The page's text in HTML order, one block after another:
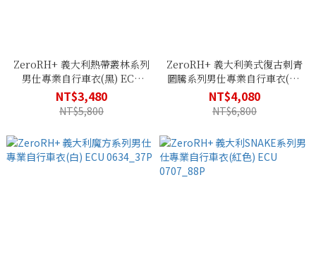
ZeroRH+ 義大利熱帶叢林系列
男仕專業自行車衣(黑) ECU
0636_31P
NT$3,480
NT$5,800
ZeroRH+ 義大利美式復古刺青
圖騰系列男仕專業自行車衣(黑)
ECU 0632_41P
NT$4,080
NT$6,800